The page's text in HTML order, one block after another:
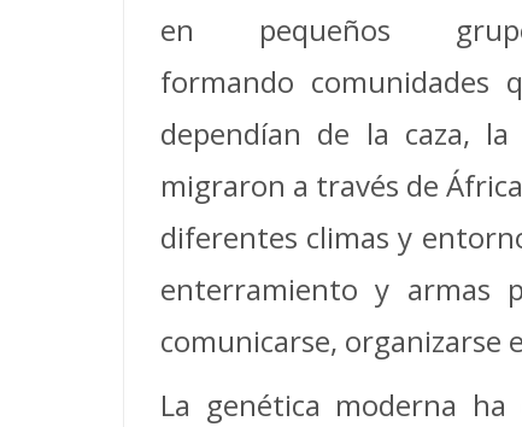
en pequeños
formando comunidades
dependían de la caza,
migraron a través de
diferentes climas y
enterramiento y armas
comunicarse, organizarse
La genética moderna